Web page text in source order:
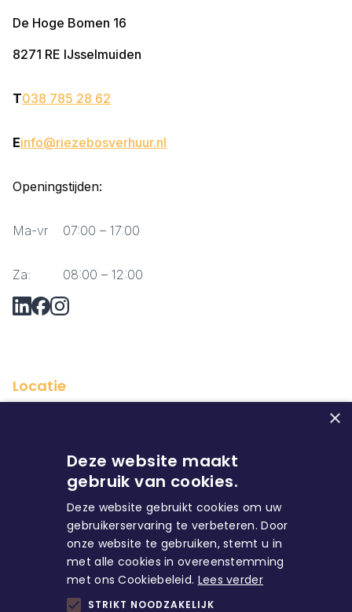
De Hoge Bomen 16
8271 RE IJsselmuiden
T038 785 28 62
Einfo@riezebosverhuur.nl
Openingstijden:
Ma-vr 07:00 – 17:00
Za: 08:00 – 12:00
Locatie
×
Deze website maakt
gebruik van cookies.
Deze website gebruikt cookies om uw
gebruikerservaring te verbeteren. Door
onze website te gebruiken, stemt u in
met alle cookies in overeenstemming
met ons Cookiebeleid. Lees verder
STRIKT NOODZAKELIJK